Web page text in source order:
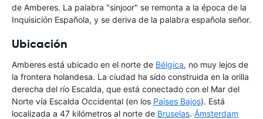
de Amberes. La palabra "sinjoor" se remonta a la época de la
Inquisición Española, y se deriva de la palabra española señor.
Ubicación
Amberes está ubicado en el norte de Bélgica, no muy lejos de
la frontera holandesa. La ciudad ha sido construida en la orilla
derecha del río Escalda, que está conectado con el Mar del
Norte vía Escalda Occidental (en los Países Bajos). Está
localizada a 47 kilómetros al norte de Bruselas. Ámsterdam